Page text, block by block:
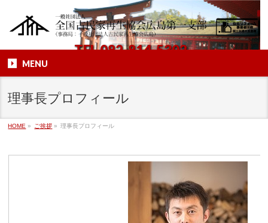
TEL082-814-5302
MENU
理事長プロフィール
HOME » ご挨拶 » 理事長プロフィール